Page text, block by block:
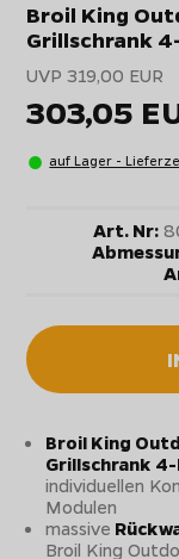
Broil King
Grillschrank
UVP 319,00 EUR
303,05
auf Lager -
Art. Nr:
Broil King
Grillschrank
individuellen
Modulen
massive
Broil King